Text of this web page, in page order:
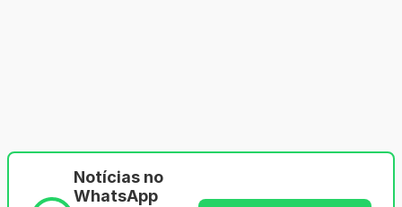
Notícias no
WhatsApp